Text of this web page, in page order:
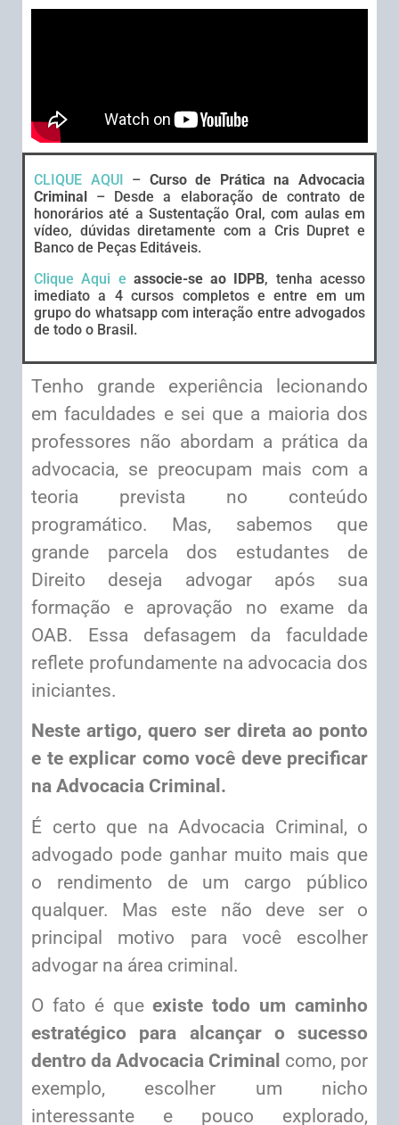
CLIQUE AQUI – Curso de Prática na Advocacia
Criminal – Desde a elaboração de contrato de
honorários até a Sustentação Oral, com aulas em
vídeo, dúvidas diretamente com a Cris Dupret e
Banco de Peças Editáveis.
Clique Aqui e associe-se ao IDPB, tenha acesso
imediato a 4 cursos completos e entre em um
grupo do whatsapp com interação entre advogados
de todo o Brasil.
Tenho grande experiência lecionando
em faculdades e sei que a maioria dos
professores não abordam a prática da
advocacia, se preocupam mais com a
teoria prevista no conteúdo
programático. Mas, sabemos que
grande parcela dos estudantes de
Direito deseja advogar após sua
formação e aprovação no exame da
OAB. Essa defasagem da faculdade
reflete profundamente na advocacia dos
iniciantes.
Neste artigo, quero ser direta ao ponto
e te explicar como você deve precificar
na Advocacia Criminal.
É certo que na Advocacia Criminal, o
advogado pode ganhar muito mais que
o rendimento de um cargo público
qualquer. Mas este não deve ser o
principal motivo para você escolher
advogar na área criminal.
O fato é queexiste todo um caminho
estratégico para alcançar o sucesso
dentro da Advocacia Criminal como, por
exemplo, escolher um nicho
interessante e pouco explorado,